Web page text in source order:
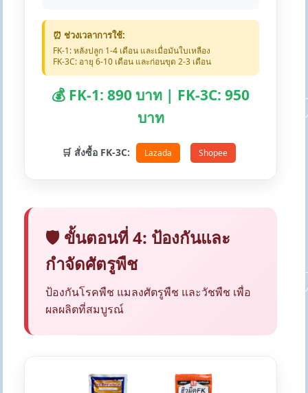
⏰ ช่วงเวลาการใช้:
FK-1: หลังปลูก 1-4 เดือน และเมื่อมันใบเหลือง
FK-3C: อายุ 6-10 เดือน และก่อนขุด 2-3 เดือน
💰 FK-1: 890 บาท | FK-3C: 950
บาท
🛒 สั่งซื้อ FK-3C: Lazada Shopee
🛡️ ขั้นตอนที่ 4: ป้องกันและ
กำจัดศัตรูพืช
ป้องกันโรคพืช แมลงศัตรูพืช และวัชพืช เพื่อ
ผลผลิตที่สมบูรณ์